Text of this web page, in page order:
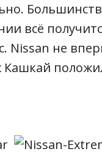
всё
Nissan не